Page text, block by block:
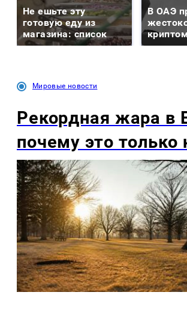
Не ешьте эту
готовую еду из
магазина: список
В ОАЭ
Мировые новости
Рекордная жара в
почему это только